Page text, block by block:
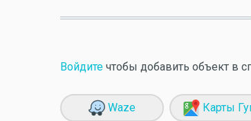
Войдите чтобы добавить объект в
Waze Карты